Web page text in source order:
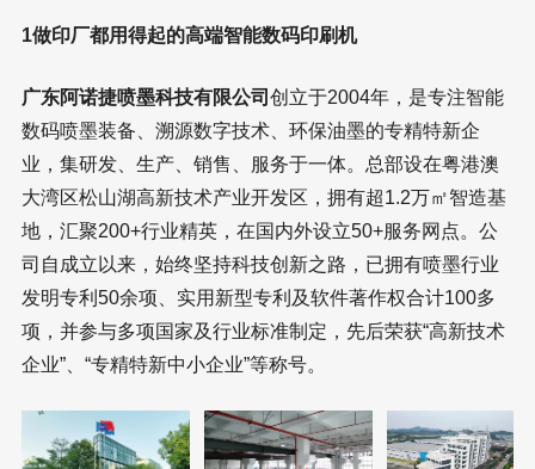
1做印厂都用得起的高端智能数码印刷机
广东阿诺捷喷墨科技有限公司 创立于2004年，是专注智能
数码喷墨装备、溯源数字技术、环保油墨的专精特新企
业，集研发、生产、销售、服务于一体。总部设在粤港澳
大湾区松山湖高新技术产业开发区，拥有超1.2万㎡智造基
地，汇聚200+行业精英，在国内外设立50+服务网点。公
司自成立以来，始终坚持科技创新之路，已拥有喷墨行业
发明专利50余项、实用新型专利及软件著作权合计100多
项，并参与多项国家及行业标准制定，先后荣获“高新技术
企业”、“专精特新中小企业”等称号。